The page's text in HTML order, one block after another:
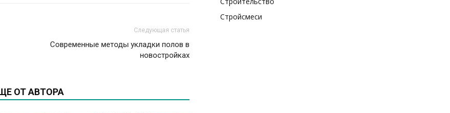
Следующая статья
Современные методы укладки полов в
новостройках
ОТ АВТОРА
Стройсмеси